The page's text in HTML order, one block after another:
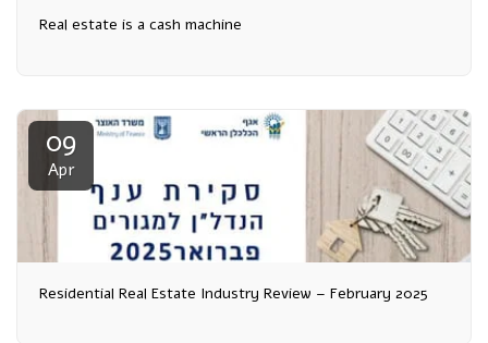
Real estate is a cash machine
09
Apr
Residential Real Estate Industry Review – February 2025